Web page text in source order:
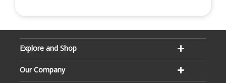
Explore and Shop
Our Company